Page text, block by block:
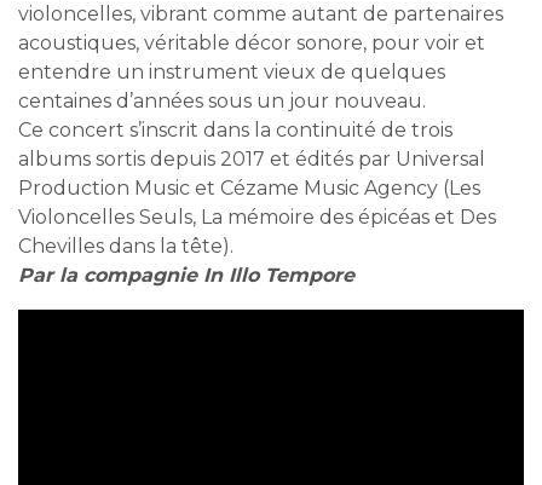
violoncelles, vibrant comme autant de partenaires
acoustiques, véritable décor sonore, pour voir et
entendre un instrument vieux de quelques
centaines d’années sous un jour nouveau.
Ce concert s’inscrit dans la continuité de trois
albums sortis depuis 2017 et édités par Universal
Production Music et Cézame Music Agency (Les
Violoncelles Seuls, La mémoire des épicéas et Des
Chevilles dans la tête).
Par la compagnie In Illo Tempore